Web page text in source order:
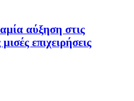
αύξηση στις
επιχειρήσεις